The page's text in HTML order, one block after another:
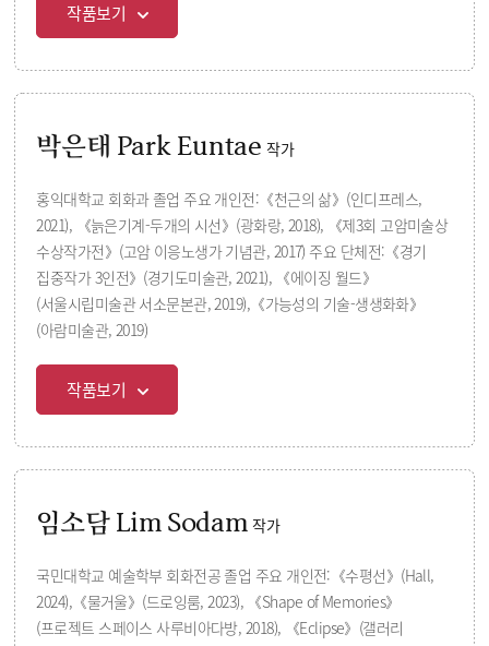
작품보기
박은태 Park Euntae 작가
홍익대학교 회화과 졸업 주요 개인전:《천근의 삶》(인디프레스,
2021), 《늙은기계-두개의 시선》(광화랑, 2018), 《제3회 고암미술상
수상작가전》(고암 이응노생가 기념관, 2017) 주요 단체전:《경기
집중작가 3인전》(경기도미술관, 2021), 《에이징 월드》
(서울시립미술관 서소문본관, 2019),《가능성의 기술-생생화화》
(아람미술관, 2019)
작품보기
임소담 Lim Sodam 작가
국민대학교 예술학부 회화전공 졸업 주요 개인전:《수평선》(Hall,
2024),《물거울》(드로잉룸, 2023), 《Shape of Memories》
(프로젝트 스페이스 사루비아다방, 2018), 《Eclipse》(갤러리